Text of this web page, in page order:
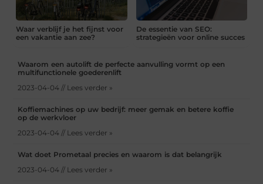
Waar verblijf je het fijnst voor
een vakantie aan zee?
De essentie van SEO:
strategieën voor online succes
Waarom een autolift de perfecte aanvulling vormt op een
multifunctionele goederenlift
2023-04-04 // Lees verder »
Koffiemachines op uw bedrijf: meer gemak en betere koffie
op de werkvloer
2023-04-04 // Lees verder »
Wat doet Prometaal precies en waarom is dat belangrijk
2023-04-04 // Lees verder »